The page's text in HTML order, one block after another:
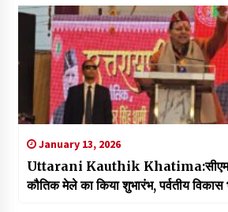
January 13, 2026
Uttarani Kauthik Khatima:सीएम
कौतिक मेले का किया शुभारंभ, पर्वतीय